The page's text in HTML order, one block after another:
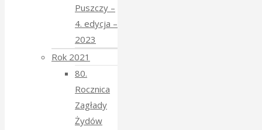
Puszczy –
4. edycja –
2023
Rok 2021
80.
Rocznica
Zagłady
Żydów